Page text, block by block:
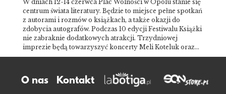
W dniach 12-14 czerwca Plac Wolności w Opolu stanie się
centrum świata literatury. Będzie to miejsce pełne spotkań
z autorami i rozmów o książkach, a także okazji do
zdobycia autografów. Podczas 10 edycji Festiwalu Książki
nie zabraknie dodatkowych atrakcji. Trzydniowej
imprezie będą towarzyszyć koncerty Meli Koteluk oraz…
O nas Kontakt